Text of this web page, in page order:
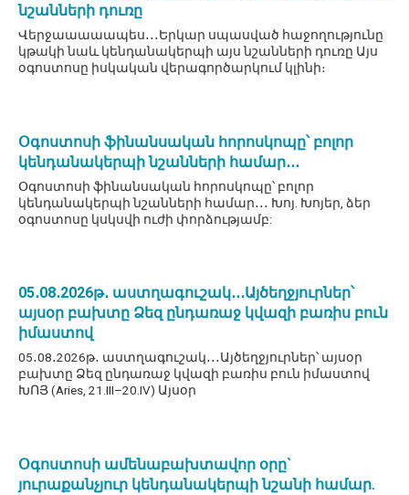
նշանների դուռը
Վերջաաաաապես․․․Երկար սպասված հաջողությունը
կթակի նաև կենդանակերպի այս նշանների դուռը Այս
օգոստոսը իսկական վերագործարկում կլինի։
Օգոստոսի ֆինանսական հորոսկոպը՝ բոլոր
կենդանակերպի նշանների համար․․․
Օգոստոսի ֆինանսական հորոսկոպը՝ բոլոր
կենդանակերպի նշանների համար․․․ Խոյ. Խոյեր, ձեր
օգոստոսը կսկսվի ուժի փորձությամբ:
05․08․2026թ․ աստղագուշակ․․․Այծեղջյուրներ՝
այսօր բախտը Ձեզ ընդառաջ կվազի բառիս բուն
իմաստով
05․08․2026թ․ աստղագուշակ․․․Այծեղջյուրներ՝ այսօր
բախտը Ձեզ ընդառաջ կվազի բառիս բուն իմաստով
ԽՈՅ (Aries, 21.III–20.IV) Այսօր
Օգոստոսի ամենաբախտավոր օրը`
յուրաքանչյուր կենդանակերպի նշանի համար.